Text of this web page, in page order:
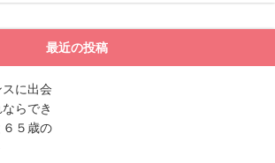
最近の投稿
に出会
らでき
５歳の